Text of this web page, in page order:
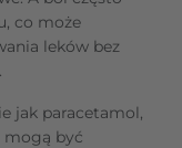
co może
leków bez
jak paracetamol,
mogą być